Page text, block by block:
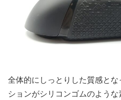
全体的にしっとりした質感と
ションがシリコンゴムのような